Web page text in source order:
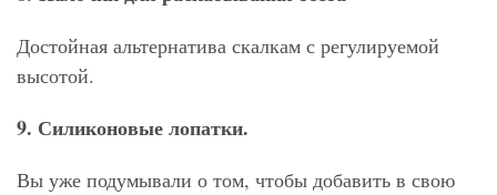
Достойная альтернатива скалкам с регулируемой
высотой.
9. Силиконовые лопатки.
Вы уже подумывали о том, чтобы добавить в свою